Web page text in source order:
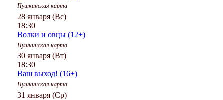
Пушкинская карта
28 января (Вс)
18:30
Волки и овцы (12+)
Пушкинская карта
30 января (Вт)
18:30
Ваш выход! (16+)
Пушкинская карта
31 января (Ср)